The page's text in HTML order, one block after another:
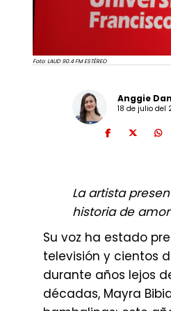
cada nación:
breve’, de Manuel
Brasileira’, de
Ginastera; y el
Uno de los
compositor checo
obras sinfónicas
despierta el
"El Mundial es una
Nos reúne, nos
hablado terminen
Foto: LAUD 90.4 FM ESTÉREO
Anggie
18 de julio
La artista
historia de
Su voz ha estado
televisión y cientos
durante años lejos
décadas, Mayra